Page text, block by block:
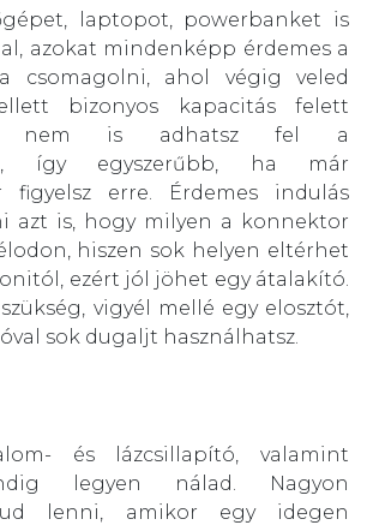
laptopot, powerbanket is
azokat mindenképp érdemes a
csomagolni, ahol végig veled
bizonyos kapacitás felett
nem is adhatsz fel a
így egyszerűbb, ha már
figyelsz erre. Érdemes indulás
azt is, hogy milyen a konnektor
hiszen sok helyen eltérhet
ezért jól jöhet egy átalakító.
vigyél mellé egy elosztót,
sok dugaljt használhatsz.
és lázcsillapító, valamint
legyen nálad. Nagyon
lenni, amikor egy idegen